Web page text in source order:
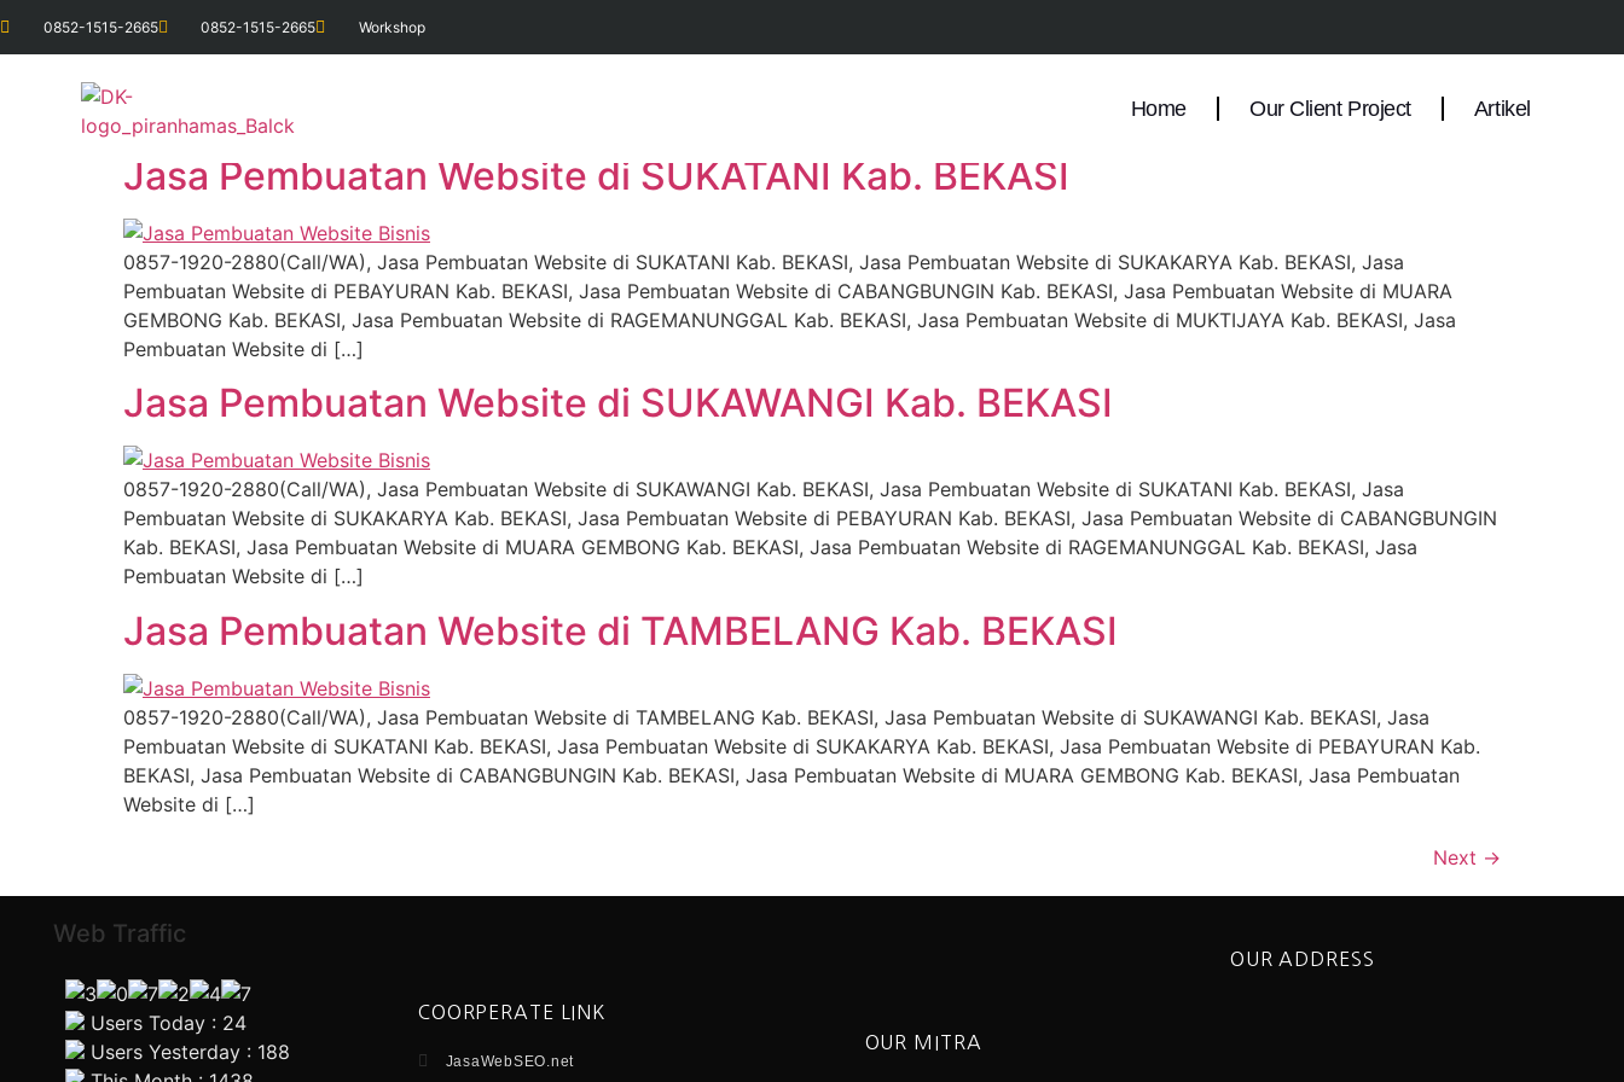
0852-1515-2665 0852-1515-2665 Workshop
Home Our Client Project Artikel
Tag: Jasa Pembuatan Website di SUKATANI Kab. BEKASI
Jasa Pembuatan Website di SUKATANI Kab. BEKASI
0857-1920-2880(Call/WA), Jasa Pembuatan Website di SUKATANI Kab. BEKASI, Jasa Pembuatan Website di SUKAKARYA Kab. BEKASI, Jasa
Pembuatan Website di PEBAYURAN Kab. BEKASI, Jasa Pembuatan Website di CABANGBUNGIN Kab. BEKASI, Jasa Pembuatan Website di MUARA
GEMBONG Kab. BEKASI, Jasa Pembuatan Website di RAGEMANUNGGAL Kab. BEKASI, Jasa Pembuatan Website di MUKTIJAYA Kab. BEKASI, Jasa
Pembuatan Website di […]
Jasa Pembuatan Website di SUKAWANGI Kab. BEKASI
0857-1920-2880(Call/WA), Jasa Pembuatan Website di SUKAWANGI Kab. BEKASI, Jasa Pembuatan Website di SUKATANI Kab. BEKASI, Jasa
Pembuatan Website di SUKAKARYA Kab. BEKASI, Jasa Pembuatan Website di PEBAYURAN Kab. BEKASI, Jasa Pembuatan Website di CABANGBUNGIN
Kab. BEKASI, Jasa Pembuatan Website di MUARA GEMBONG Kab. BEKASI, Jasa Pembuatan Website di RAGEMANUNGGAL Kab. BEKASI, Jasa
Pembuatan Website di […]
Jasa Pembuatan Website di TAMBELANG Kab. BEKASI
0857-1920-2880(Call/WA), Jasa Pembuatan Website di TAMBELANG Kab. BEKASI, Jasa Pembuatan Website di SUKAWANGI Kab. BEKASI, Jasa
Pembuatan Website di SUKATANI Kab. BEKASI, Jasa Pembuatan Website di SUKAKARYA Kab. BEKASI, Jasa Pembuatan Website di PEBAYURAN Kab.
BEKASI, Jasa Pembuatan Website di CABANGBUNGIN Kab. BEKASI, Jasa Pembuatan Website di MUARA GEMBONG Kab. BEKASI, Jasa Pembuatan
Website di […]
Next →
Web Traffic
Users Today : 24
Users Yesterday : 188
COORPERATE LINK
JasaWebSEO.net
OUR MITRA
OUR ADDRESS